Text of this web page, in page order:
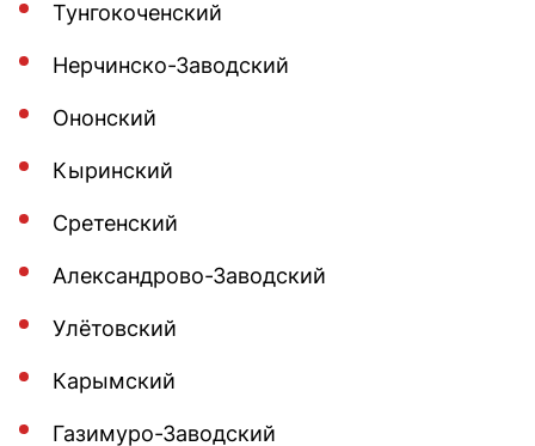
Тунгокоченский
Нерчинско-Заводский
Ононский
Кыринский
Сретенский
Александрово-Заводский
Улётовский
Карымский
Газимуро-Заводский